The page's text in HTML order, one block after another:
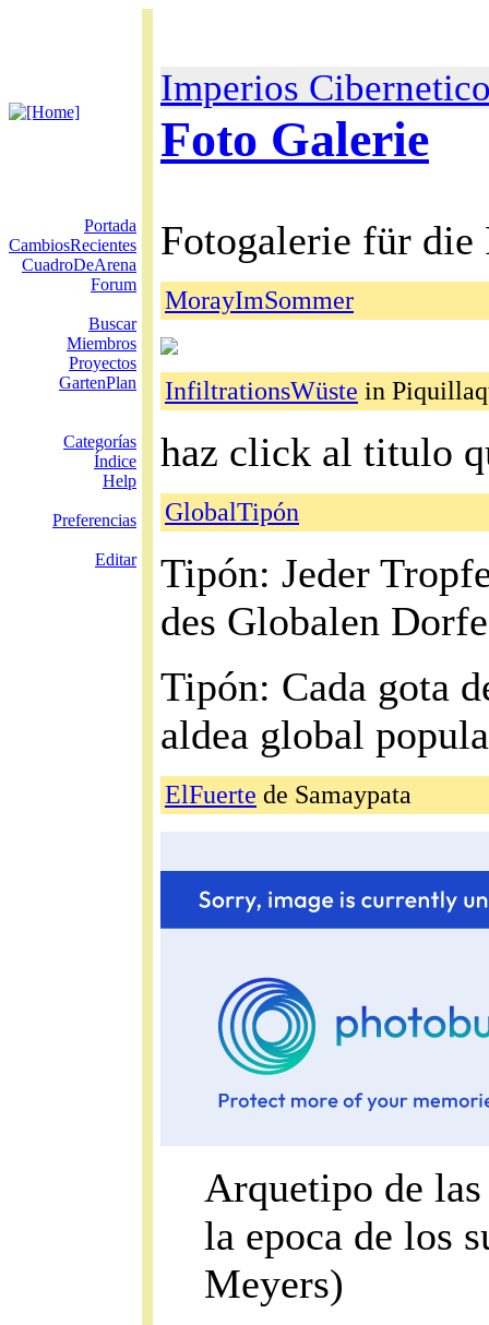
Imperios
Foto Galerie
Portada
CambiosRecientes
CuadroDeArena
Forum
Buscar
Miembros
Proyectos
GartenPlan
Categorías
Índice
Help
Preferencias
Editar
Fotogalerie für die
MorayImSommer
InfiltrationsWüste in
haz click al titulo
GlobalTipón
Tipón: Jeder
des Globalen
Tipón: Cada gota
aldea global
ElFuerte de Samaypata
Arquetipo de
la epoca de los
Meyers)